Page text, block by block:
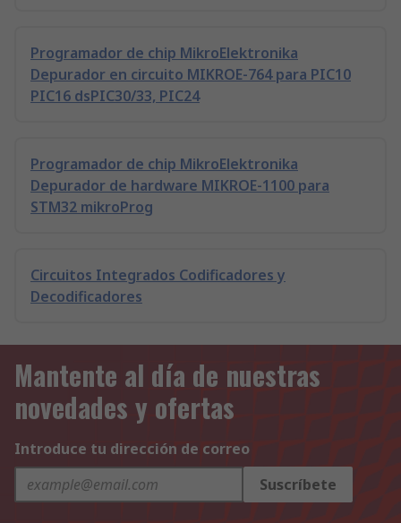
Programador de chip MikroElektronika
Depurador en circuito MIKROE-764 para PIC10
PIC16 dsPIC30/33, PIC24
Programador de chip MikroElektronika
Depurador de hardware MIKROE-1100 para
STM32 mikroProg
Circuitos Integrados Codificadores y
Decodificadores
Mantente al día de nuestras
novedades y ofertas
Introduce tu dirección de correo
Suscríbete